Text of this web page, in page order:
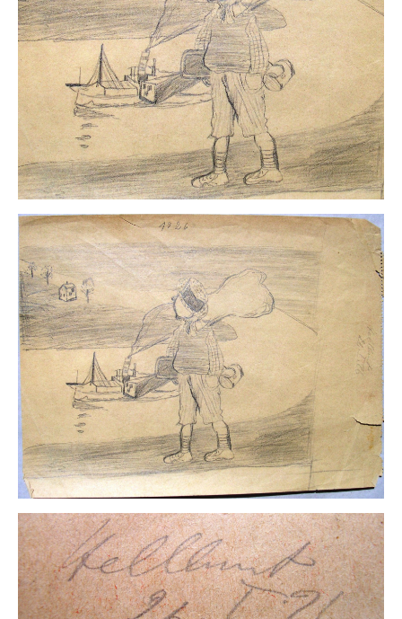
Themenflyer: Sehnsucht Süden
Themenflyer: Walter Becker
Themenflyer: Richild Holt
Themenflyer: Ernst Geitlinger
Themenflyer: Michel Wagner
Weitere Themenflyer
Buchempfehlungen
Richild Holt – Farbe und Linie
Theodor Zeller (1900-1986) Maler und Visionär
Walter Becker (1893-1984) Malerei und Grafik
Der Maler Richard Sprick (1901-1976)
Suche
Über Uns
Kontakt
Publikationsliste
Über Uns
Impressum